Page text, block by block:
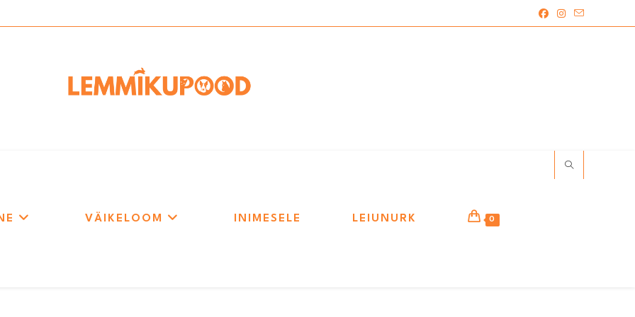
VÄIKELOOM INIMESELE LEIUNURK 0